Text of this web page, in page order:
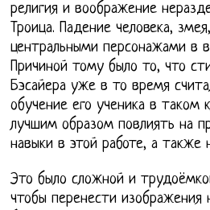
религия и воображение
Троица. Падение человека,
центральными персонажами в
Причиной тому было то, что
Бэсайера уже в то время
обучение его ученика в таком
лучшим образом повлиять на
навыки в этой работе, а также
Это было сложной и
чтобы перенести изображения